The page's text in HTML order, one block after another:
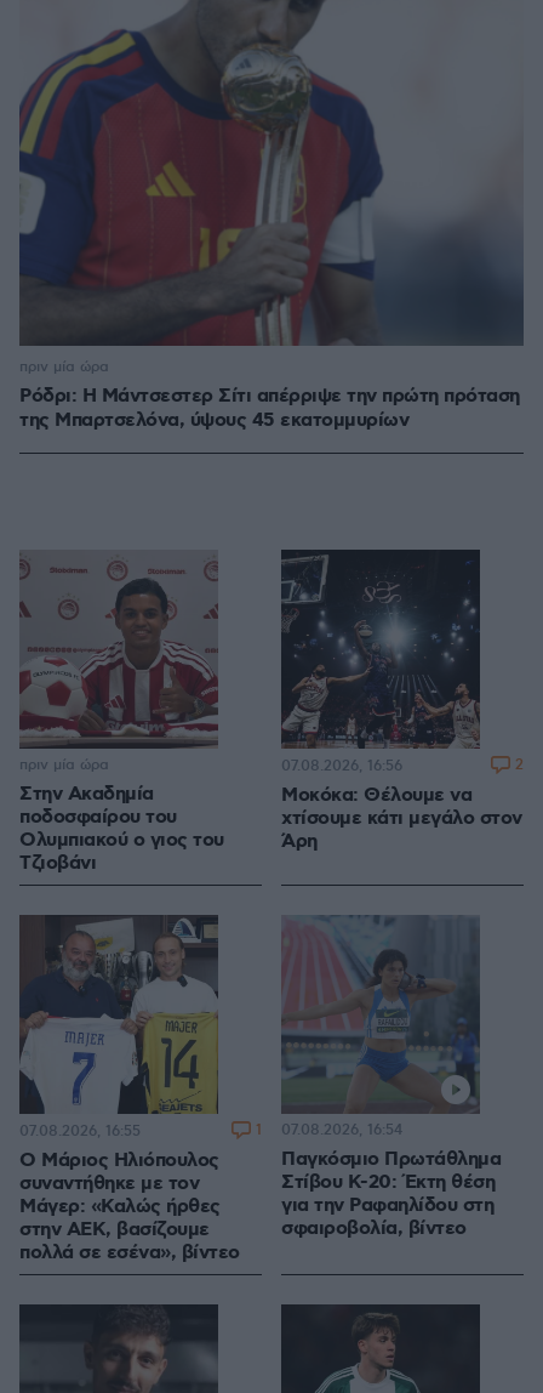
Ρόδρι: Η Μάντσεστερ Σίτι απέρριψε την πρώτη πρόταση
της Μπαρτσελόνα, ύψους 45 εκατομμυρίων
πριν μία ώρα
Στην Ακαδημία
ποδοσφαίρου του
Ολυμπιακού ο γιος του
Τζιοβάνι
πριν μία ώρα
Μοκόκα: Θέλουμε να
χτίσουμε κάτι μεγάλο στον
Άρη
07.08.2026, 16:56 2
Ο Μάριος Ηλιόπουλος
συναντήθηκε με τον
Μάγερ: «Καλώς ήρθες
στην ΑΕΚ, βασίζουμε
πολλά σε εσένα», βίντεο
07.08.2026, 16:55 1
Παγκόσμιο Πρωτάθλημα
Στίβου Κ-20: Έκτη θέση
για την Ραφαηλίδου στη
σφαιροβολία, βίντεο
07.08.2026, 16:54